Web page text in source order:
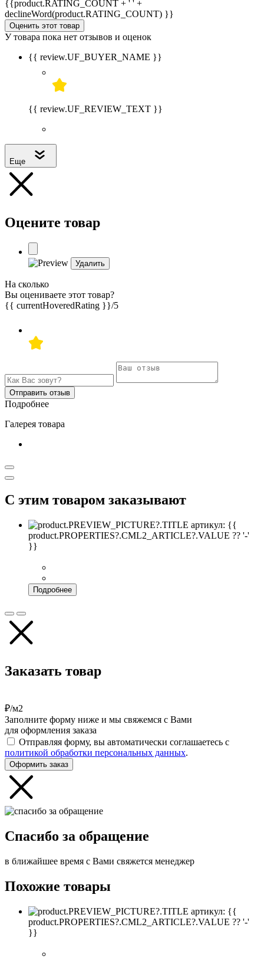
{{product.RATING_COUNT + ' ' +
declineWord(product.RATING_COUNT) }}
Оценить этот товар
У товара пока нет отзывов и оценок
{{ review.UF_BUYER_NAME }}
{{ review.UF_REVIEW_TEXT }}
Еще
Оцените товар
Удалить
На сколько
Вы оцениваете этот товар?
{{ currentHoveredRating }}/5
Отправить отзыв
Подробнее
Галерея товара
С этим товаром заказывают
артикул: {{
product.PROPERTIES?.CML2_ARTICLE?.VALUE ?? '-'
}}
Подробнее
Заказать товар
₽/м2
Заполните форму ниже и мы свяжемся с Вами
для оформления заказа
Отправляя форму, вы автоматически соглашаетесь с
политикой обработки персональных данных.
Оформить заказ
Спасибо за обращение
в ближайшее время с Вами свяжется менеджер
Похожие товары
артикул: {{
product.PROPERTIES?.CML2_ARTICLE?.VALUE ?? '-'
}}